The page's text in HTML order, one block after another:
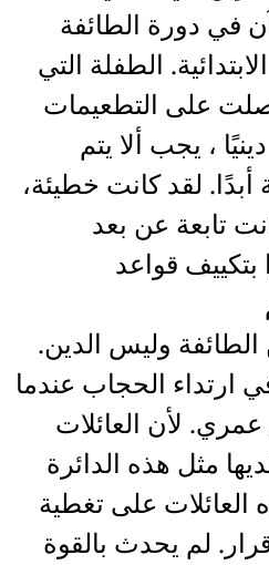
في دورة الطائفة
الطفلة التي
على التطعيمات
، يجب ألا يتم
أبدًا. لقد كانت خطيئة،
تابعة عن بعد
بتكييف قواعد
وليس الدين.
ارتداء الحجاب عندما
لأن العائلات
مثل هذه الدائرة
على تغطية
لم يحدث بالقوة